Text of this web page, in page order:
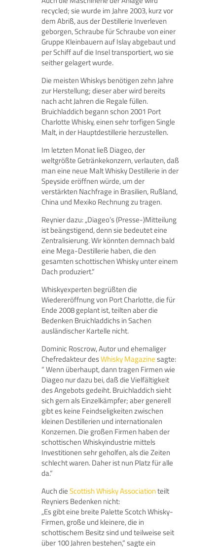
recycled; sie wurde im Jahre 2003, kurz vor
dem Abriß, aus der Destillerie Inverleven
geborgen, Schraube für Schraube von einer
Gruppe Kleinbauern auf Islay abgebaut und
per Schiff auf die Insel transportiert, wo sie
seither gelagert wurde.
Die meisten Whiskys benötigen zehn Jahre
zur Herstellung; dieser aber wird bereits
nach acht Jahren die Regale füllen.
Bruichladdich begann schon 2001 Port
Charlotte Whisky, einen sehr torfigen Single
Malt, in der Hauptdestillerie herzustellen.
Im letzten Monat ließ Diageo, der
weltgrößte Getränkekonzern, verlauten, daß
man eine neue Malt Whisky Destillerie in der
Speyside eröffnen würde, um der
verstärkten Nachfrage in Brasilien, Rußland,
China und Mexiko Rechnung zu tragen.
Reynier dazu: „Diageo’s (Presse-)Mitteilung
ist beängstigend, denn sie bedeutet eine
Zentralisierung. Wir könnten demnach bald
eine Mega-Destillerie haben, die den
gesamten schottischen Whisky unter einem
Dach produziert.“
Whiskyexperten begrüßten die
Wiedereröffnung von Port Charlotte, die für
Ende 2008 geplant ist, teilten aber die
Bedenken Bruichladdichs in Sachen
ausländischer Kartelle nicht.
Dominic Roscrow, Autor und ehemaliger
Chefredakteur desWhisky Magazinesagte:
“ Wenn überhaupt, dann tragen Firmen wie
Diageo nur dazu bei, daß die Vielfältigkeit
des Angebots gedeiht. Bruichladdich sieht
sich gern als Einzelkämpfer; aber generell
gibt es keine Feindseligkeiten zwischen
kleinen Destillerien und internationalen
Konzernen. Die großen Firmen haben der
schottischen Whiskyindustrie mittels
Investitionen sehr geholfen, als die Zeiten
schlecht waren. Daher ist nun Platz für alle
da.“
Auch dieScottish Whisky Associationteilt
Reyniers Bedenken nicht:
„Es gibt eine breite Palette Scotch Whisky-
Firmen, große und kleinere, die in
schottischem Besitz sind und teilweise seit
über 100 Jahren bestehen,“ sagte ein